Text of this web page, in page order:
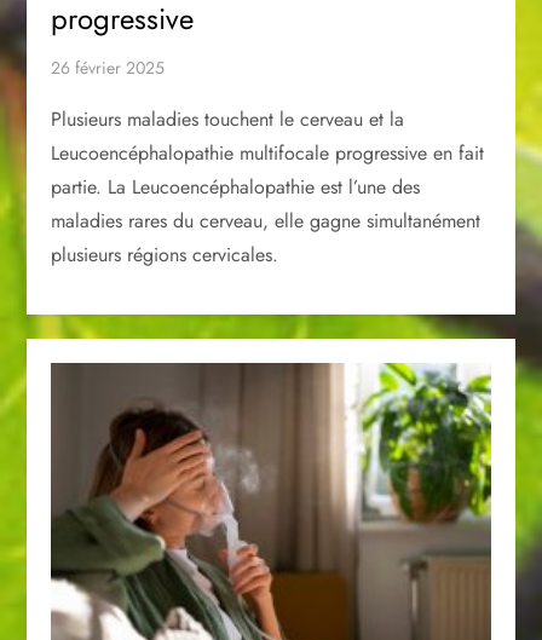
progressive
26 février 2025
Plusieurs maladies touchent le cerveau et la
Leucoencéphalopathie multifocale progressive en fait
partie. La Leucoencéphalopathie est l’une des
maladies rares du cerveau, elle gagne simultanément
plusieurs régions cervicales.